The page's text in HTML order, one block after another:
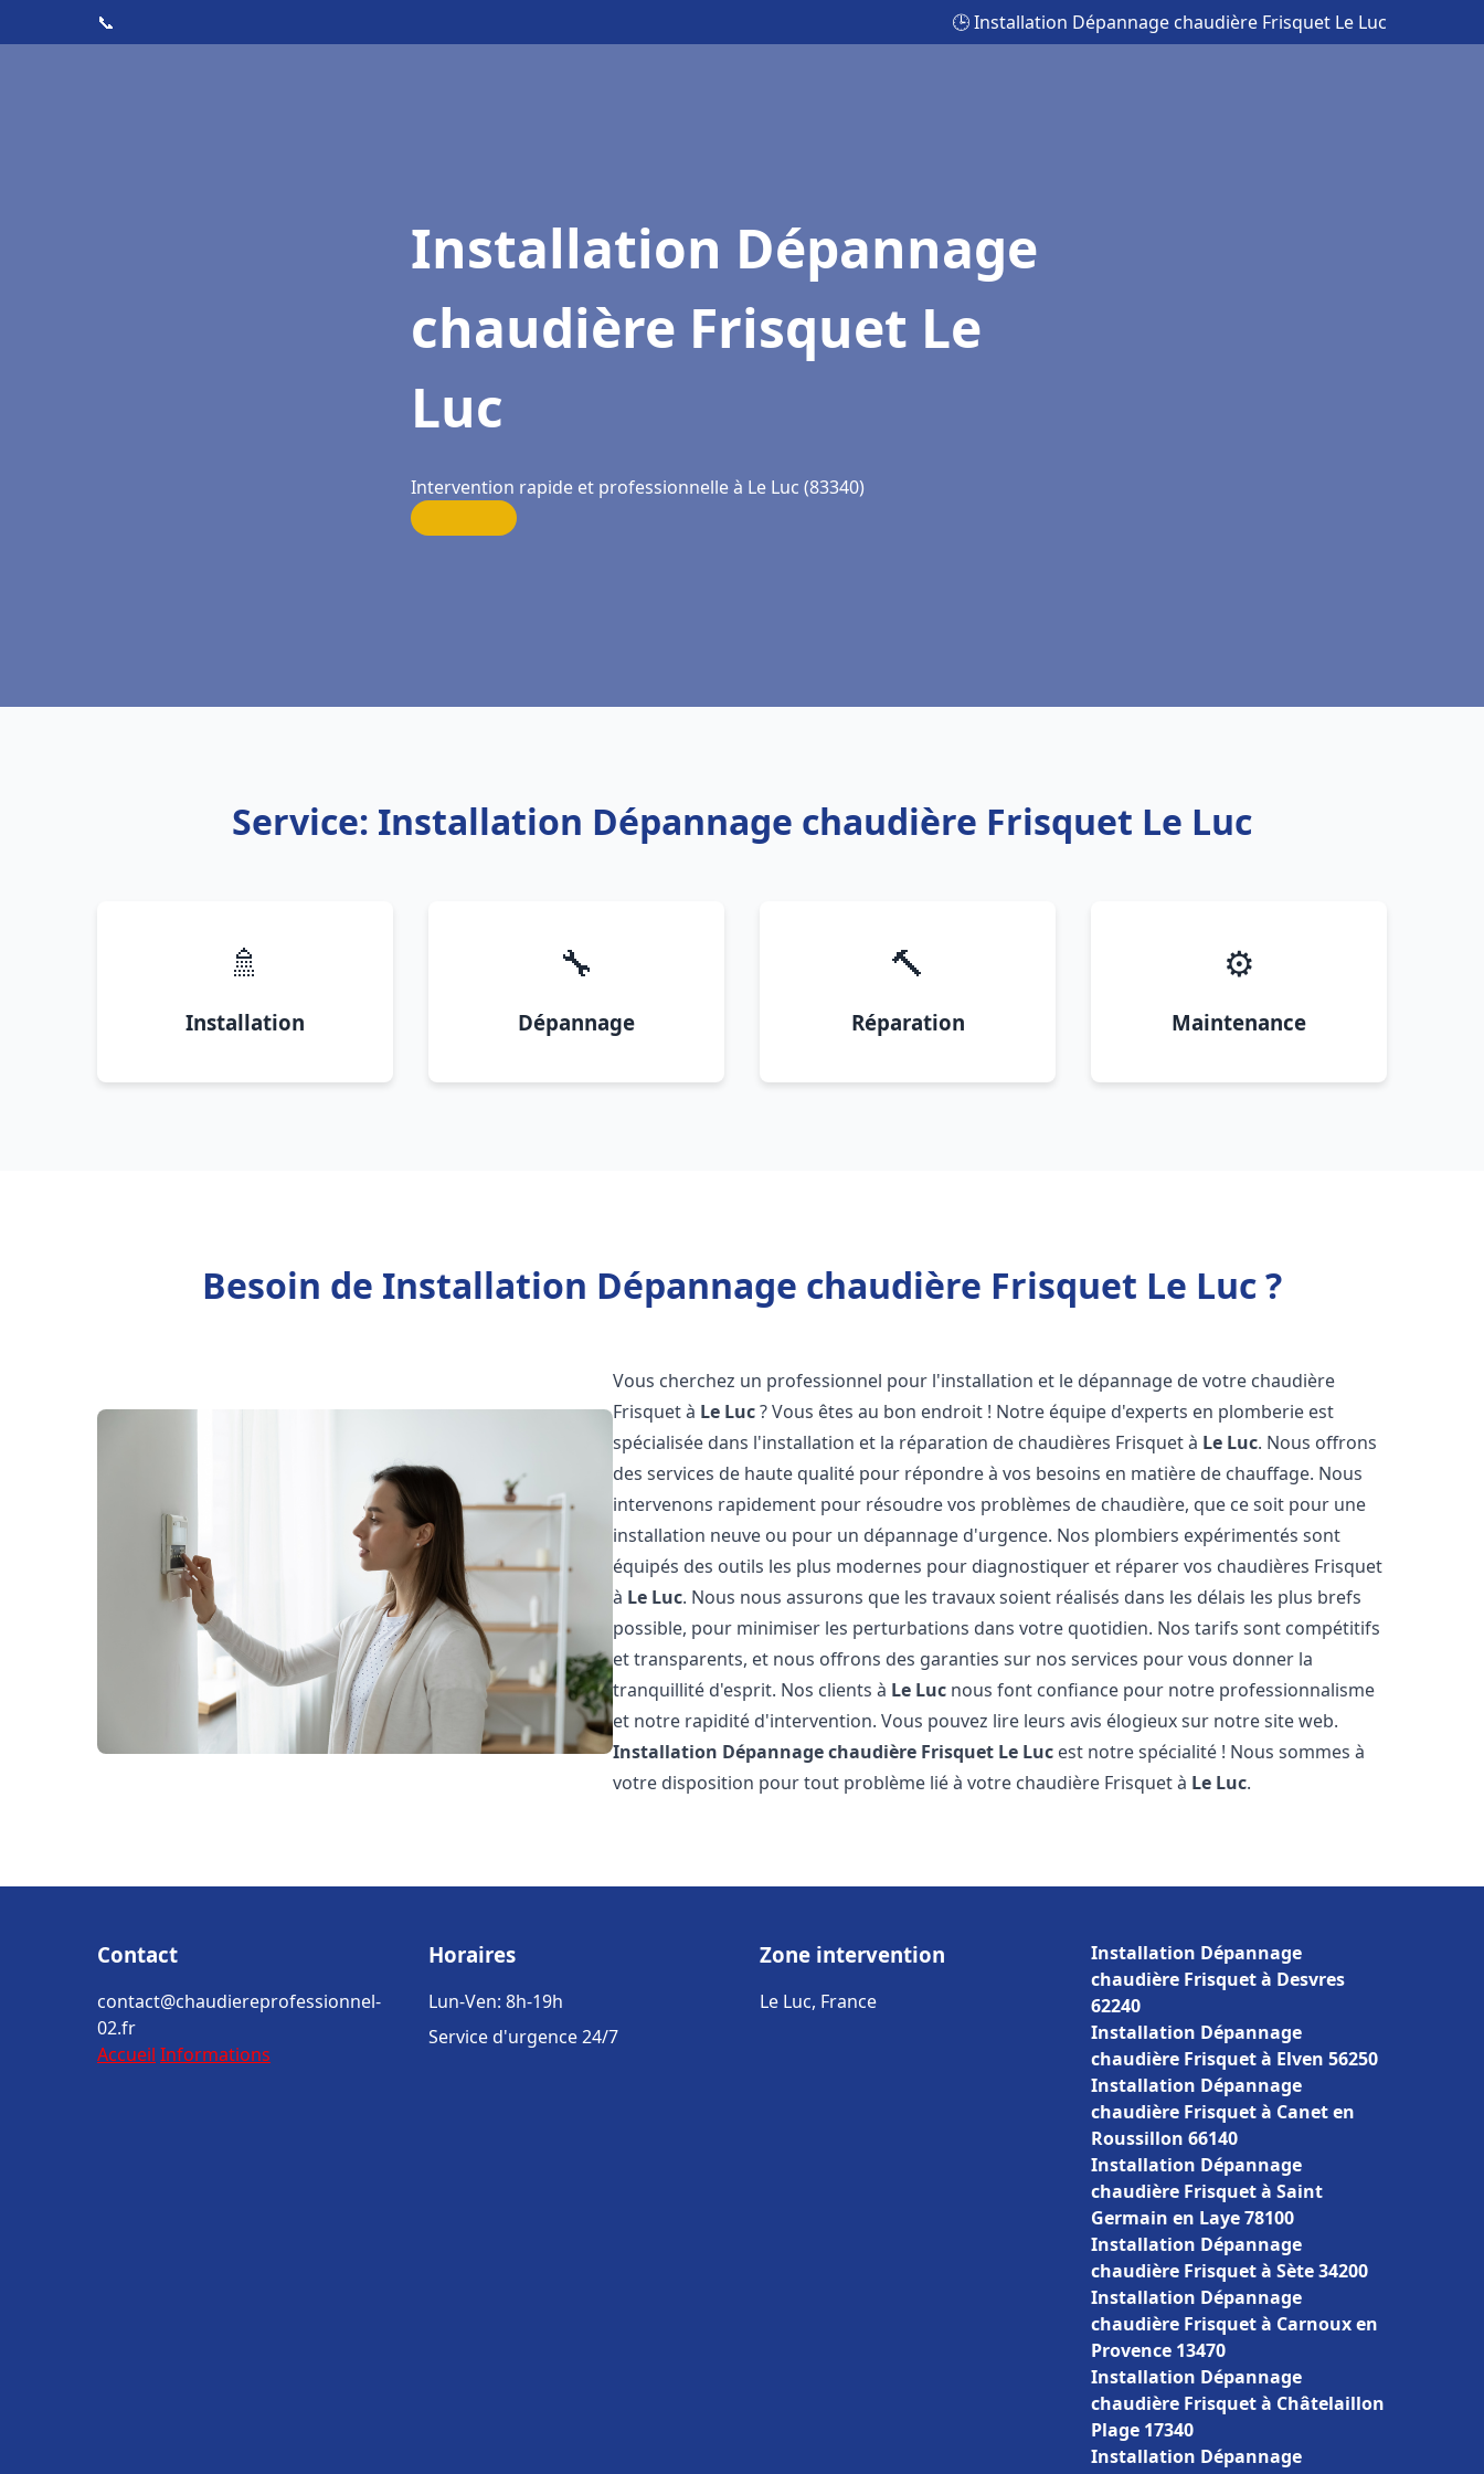
📞 🕒 Installation Dépannage chaudière Frisquet Le Luc
Installation Dépannage
chaudière Frisquet Le
Luc
Intervention rapide et professionnelle à Le Luc (83340)
Service: Installation Dépannage chaudière Frisquet Le Luc
🚿
Installation
🔧
Dépannage
🔨
Réparation
⚙️
Maintenance
Besoin de Installation Dépannage chaudière Frisquet Le Luc ?
Vous cherchez un professionnel pour l'installation et le dépannage de votre chaudière
Frisquet à Le Luc? Vous êtes au bon endroit ! Notre équipe d'experts en plomberie est
spécialisée dans l'installation et la réparation de chaudières Frisquet à Le Luc. Nous offrons
des services de haute qualité pour répondre à vos besoins en matière de chauffage. Nous
intervenons rapidement pour résoudre vos problèmes de chaudière, que ce soit pour une
installation neuve ou pour un dépannage d'urgence. Nos plombiers expérimentés sont
équipés des outils les plus modernes pour diagnostiquer et réparer vos chaudières Frisquet
à Le Luc. Nous nous assurons que les travaux soient réalisés dans les délais les plus brefs
possible, pour minimiser les perturbations dans votre quotidien. Nos tarifs sont compétitifs
et transparents, et nous offrons des garanties sur nos services pour vous donner la
tranquillité d'esprit. Nos clients à Le Luc nous font confiance pour notre professionnalisme
et notre rapidité d'intervention. Vous pouvez lire leurs avis élogieux sur notre site web.
Installation Dépannage chaudière Frisquet Le Luc est notre spécialité ! Nous sommes à
votre disposition pour tout problème lié à votre chaudière Frisquet à Le Luc.
Contact
contact@chaudiereprofessionnel-
02.fr
Accueil Informations
Horaires
Lun-Ven: 8h-19h
Service d'urgence 24/7
Zone intervention
Le Luc, France
Installation Dépannage
chaudière Frisquet à Desvres
62240
Installation Dépannage
chaudière Frisquet à Elven 56250
Installation Dépannage
chaudière Frisquet à Canet en
Roussillon 66140
Installation Dépannage
chaudière Frisquet à Saint
Germain en Laye 78100
Installation Dépannage
chaudière Frisquet à Sète 34200
Installation Dépannage
chaudière Frisquet à Carnoux en
Provence 13470
Installation Dépannage
chaudière Frisquet à Châtelaillon
Plage 17340
Installation Dépannage